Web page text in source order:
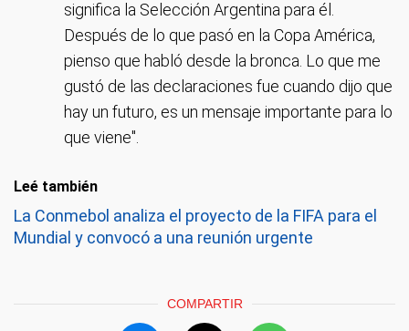
significa la Selección Argentina para él.
Después de lo que pasó en la Copa América,
pienso que habló desde la bronca. Lo que me
gustó de las declaraciones fue cuando dijo que
hay un futuro, es un mensaje importante para lo
que viene".
Leé también
La Conmebol analiza el proyecto de la FIFA para el
Mundial y convocó a una reunión urgente
COMPARTIR